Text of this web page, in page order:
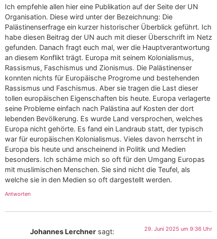
Ich empfehle allen hier eine Publikation auf der Seite der UN
Organisation. Diese wird unter der Bezeichnung: Die
Palästinenserfrage ein kurzer historischer Überblick geführt. Ich
habe diesen Beitrag der UN auch mit dieser Überschrift im Netz
gefunden. Danach fragt euch mal, wer die Hauptverantwortung
an diesem Konflikt trägt. Europa mit seinem Kolonialismus,
Rassismus, Faschismus und Zionismus. Die Palästinenser
konnten nichts für Europäische Progrome und bestehenden
Rassismus und Faschismus. Aber sie tragen die Last dieser
tollen europäischen Eigenschaften bis heute. Europa verlagerte
seine Probleme einfach nach Palästina auf Kosten der dort
lebenden Bevölkerung. Es wurde Land versprochen, welches
Europa nicht gehörte. Es fand ein Landraub statt, der typisch
war für europäischen Kolonialismus. Vieles davon herrscht in
Europa bis heute und anscheinend in Politik und Medien
besonders. Ich schäme mich so oft für den Umgang Europas
mit muslimischen Menschen. Sie sind nicht die Teufel, als
welche sie in den Medien so oft dargestellt werden.
Antworten
Johannes Lerchner sagt: 29. Juni 2025 um 9:36 Uhr